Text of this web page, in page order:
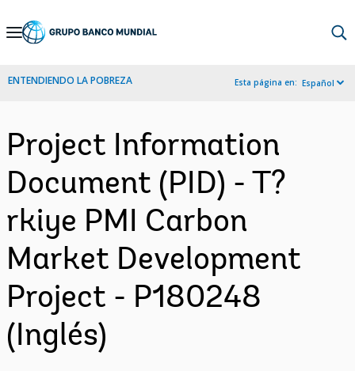
Skip
Navigation
ENTENDIENDO LA POBREZA Esta página en: Español
Project Information
Document (PID) - T?
rkiye PMI Carbon
Market Development
Project - P180248
(Inglés)